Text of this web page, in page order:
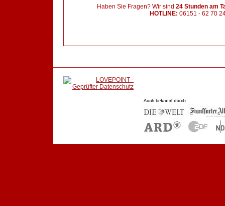
Haben Sie Fragen? Wir sind 24 Stunden am
HOTLINE: 06151 - 62 70